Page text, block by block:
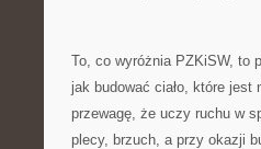
To, co wyróżnia PZKiSW, to
jak budować ciało, które
przewagę, że uczy ruchu w
plecy, brzuch, a przy okazji